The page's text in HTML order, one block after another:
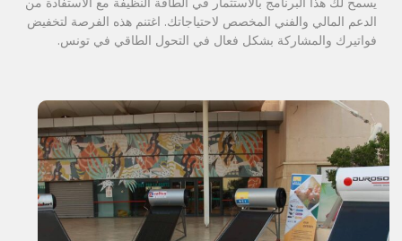
الدعم المالي والفني المخصص لاحتياجاتك. اغتنم هذه الفرصة لتخفيض
فواتيرك والمشاركة بشكل فعال في التحول الطاقي في تونس.